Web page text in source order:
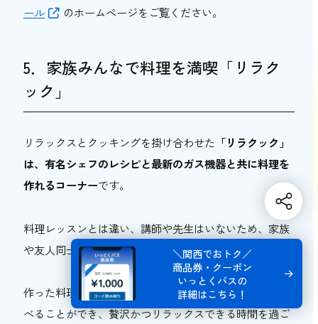
ール
のホームページをご覧ください。
5．家族みんなで料理を満喫「リラク
ック」
リラックスとクッキングを掛け合わせた 「リラクック」
は、有名シェフのレシピと最新のガス機器と共に料理を
作れるコーナーです。
料理レッスンとは違い、講師や先生はいないため、家族
や友人同士で自由にワイワイ料理を満喫できます。
作った料理は、スクリーンで映画やドラマを見ながら食
べることができ、贅沢かつリラックスできる時間を過ご
＼関西でおトク／
商品券・クーポン
いっとくパスの
詳細はこちら！